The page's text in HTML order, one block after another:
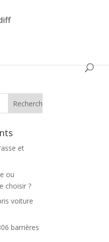
et
ou
choisir ?
voiture
barrières